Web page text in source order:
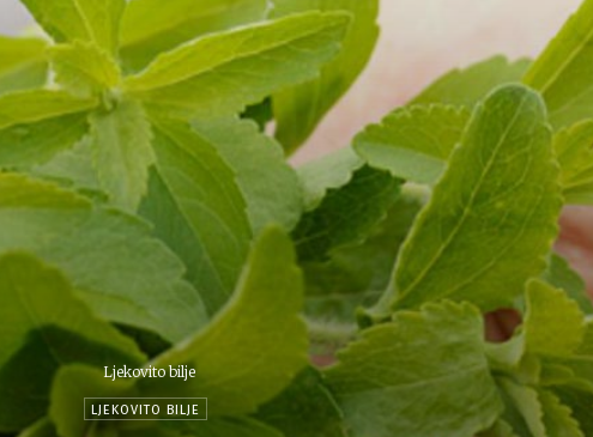
Ljekovito bilje
LJEKOVITO BILJE